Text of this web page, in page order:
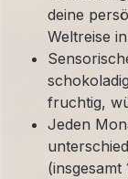
deine
Weltreise
fruchtig,
Jeden
(insgesamt